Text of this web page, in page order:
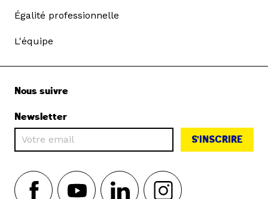
Égalité professionnelle
L'équipe
Nous suivre
Newsletter
S'INSCRIRE